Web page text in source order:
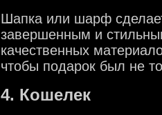
Шапка или шарф
завершенным и
качественных
чтобы подарок был не
4. Кошелек